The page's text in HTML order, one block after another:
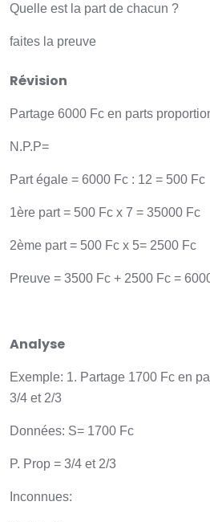
Quelle est la part de chacun ?
faites la preuve
Révision
Partage 6000 Fc en parts
N.P.P=
Part égale = 6000 Fc : 12 = 500 Fc
1ère part = 500 Fc x 7 = 35000 Fc
2ème part = 500 Fc x 5= 2500 Fc
Preuve = 3500 Fc + 2500 Fc =
Analyse
Exemple: 1. Partage 1700 Fc en
3/4 et 2/3
Données: S= 1700 Fc
P. Prop = 3/4 et 2/3
Inconnues: